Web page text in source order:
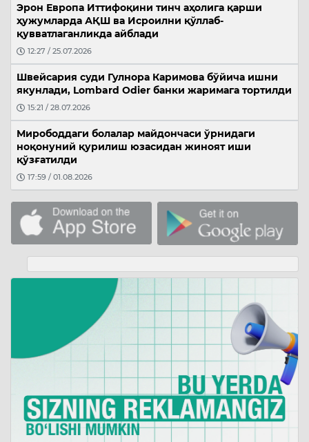
Эрон Европа Иттифоқини тинч аҳолига қарши
ҳужумларда АҚШ ва Исроилни қўллаб-
қувватлаганликда айблади
12:27 / 25.07.2026
Швейсария суди Гулнора Каримова бўйича ишни
якунлади, Lombard Odier банки жаримага тортилди
15:21 / 28.07.2026
Мирободдаги болалар майдончаси ўрнидаги
ноқонуний қурилиш юзасидан жиноят иши
қўзғатилди
17:59 / 01.08.2026